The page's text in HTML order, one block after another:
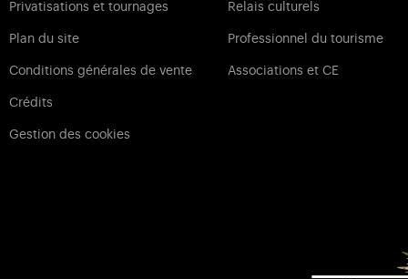
Privatisations et tournages
Plan du site
Conditions générales de vente
Crédits
Gestion des cookies
Relais culturels
Professionnel du tourisme
Associations et CE